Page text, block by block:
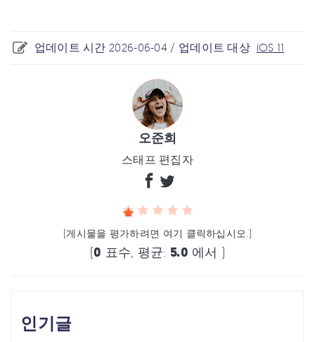
업데이트 시간 2026-06-04 / 업데이트 대상 iOS 11
오준희
스태프 편집자
(게시물을 평가하려면 여기 클릭하십시오.)
(0 표수, 평균: 5.0 에서 )
인기글